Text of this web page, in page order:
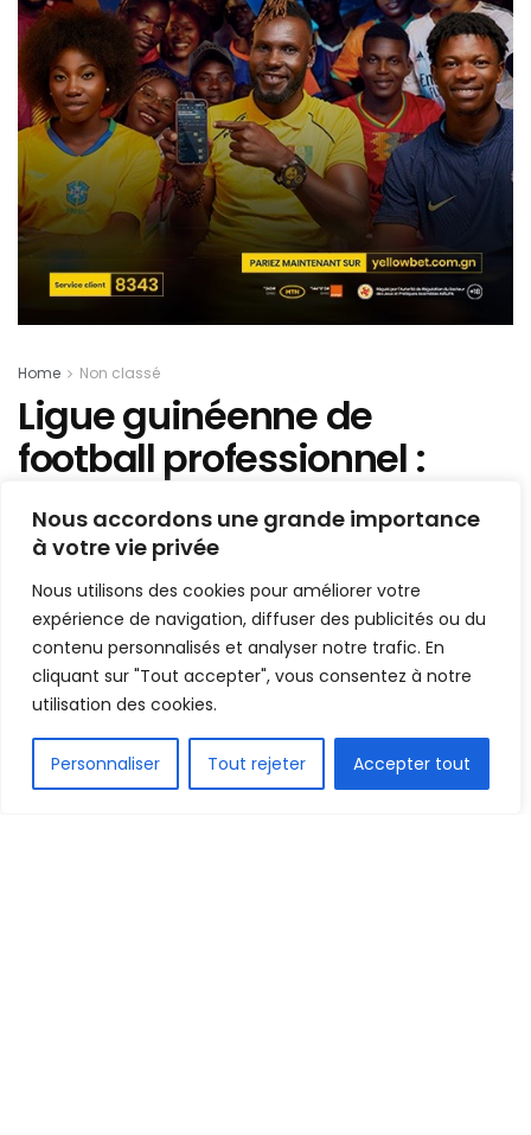
Nous accordons une grande importance
à votre vie privée
Nous utilisons des cookies pour améliorer votre
expérience de navigation, diffuser des publicités ou du
contenu personnalisés et analyser notre trafic. En
cliquant sur "Tout accepter", vous consentez à notre
utilisation des cookies.
Personnaliser Tout rejeter Accepter tout
Home Non classé
Ligue guinéenne de
football professionnel :
démission de deux
employés (copies)
Mis en ligne parHamidou Bangoura
1 septembre 2022
Temps de lecture:1 min read
A A
FR